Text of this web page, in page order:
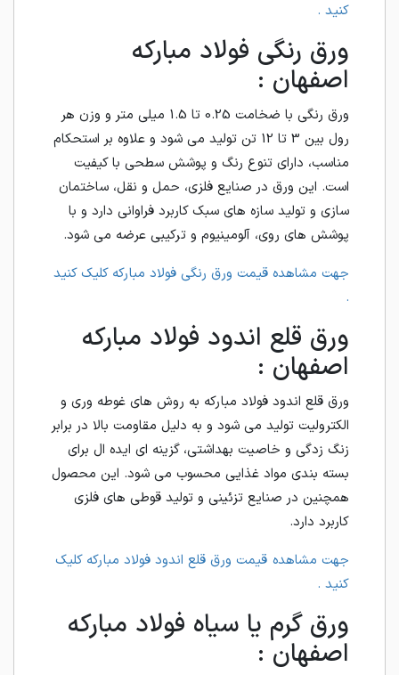
کنید .
ورق رنگی فولاد مبارکه
اصفهان :
ورق رنگی با ضخامت 0.25 تا 1.5 میلی متر و وزن هر
رول بین 3 تا 12 تن تولید می شود و علاوه بر استحکام
مناسب، دارای تنوع رنگ و پوشش سطحی با کیفیت
است. این ورق در صنایع فلزی، حمل و نقل، ساختمان
سازی و تولید سازه های سبک کاربرد فراوانی دارد و با
پوشش های روی، آلومینیوم و ترکیبی عرضه می شود.
جهت مشاهده قیمت ورق رنگی فولاد مبارکه کلیک کنید
.
ورق قلع اندود فولاد مبارکه
اصفهان :
ورق قلع اندود فولاد مبارکه به روش های غوطه وری و
الکترولیت تولید می شود و به دلیل مقاومت بالا در برابر
زنگ زدگی و خاصیت بهداشتی، گزینه ای ایده ال برای
بسته بندی مواد غذایی محسوب می شود. این محصول
همچنین در صنایع تزئینی و تولید قوطی های فلزی
کاربرد دارد.
جهت مشاهده قیمت ورق قلع اندود فولاد مبارکه کلیک
کنید .
ورق گرم یا سیاه فولاد مبارکه
اصفهان :